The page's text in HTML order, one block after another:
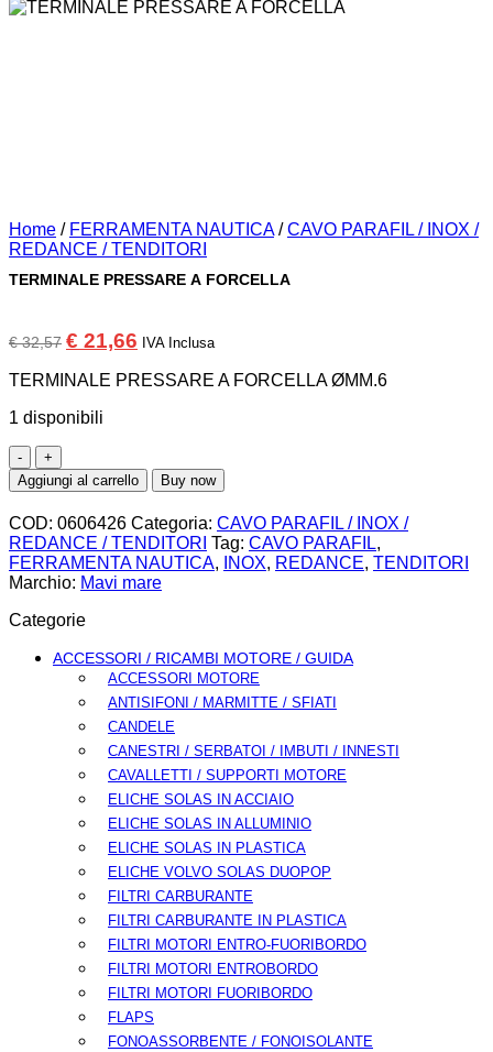
Home / FERRAMENTA NAUTICA / CAVO PARAFIL / INOX /
REDANCE / TENDITORI
TERMINALE PRESSARE A FORCELLA
€32,57 Il
prezzo
originale
€ 32,57.
€ 21,66 Il
attuale
IVA Inclusa
TERMINALE PRESSARE A FORCELLA ØMM.6
1 disponibili
TERMINALE
PRESSARE
A
FORCELLA
quantità
Aggiungi al carrello Buy now
COD: 0606426 Categoria: CAVO PARAFIL / INOX /
REDANCE / TENDITORI Tag: CAVO PARAFIL,
FERRAMENTA NAUTICA, INOX, REDANCE, TENDITORI
Marchio: Mavi mare
Categorie
ACCESSORI / RICAMBI MOTORE / GUIDA
ACCESSORI MOTORE
ANTISIFONI / MARMITTE / SFIATI
CANDELE
CANESTRI / SERBATOI / IMBUTI / INNESTI
CAVALLETTI / SUPPORTI MOTORE
ELICHE SOLAS IN ACCIAIO
ELICHE SOLAS IN ALLUMINIO
ELICHE SOLAS IN PLASTICA
ELICHE VOLVO SOLAS DUOPOP
FILTRI CARBURANTE
FILTRI CARBURANTE IN PLASTICA
FILTRI MOTORI ENTRO-FUORIBORDO
FILTRI MOTORI ENTROBORDO
FILTRI MOTORI FUORIBORDO
FLAPS
FONOASSORBENTE / FONOISOLANTE